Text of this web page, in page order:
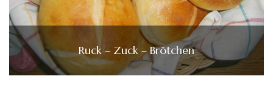
Ruck – Zuck – Brötchen